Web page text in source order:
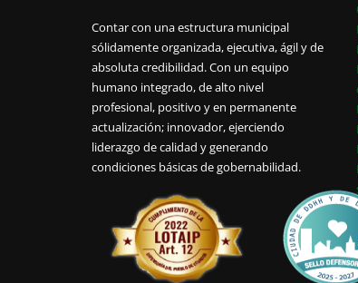
Contar con una estructura municipal
sólidamente organizada, ejecutiva, ágil y de
absoluta credibilidad. Con un equipo
humano integrado, de alto nivel
profesional, positivo y en permanente
actualización; innovador, ejerciendo
liderazgo de calidad y generando
condiciones básicas de gobernabilidad.